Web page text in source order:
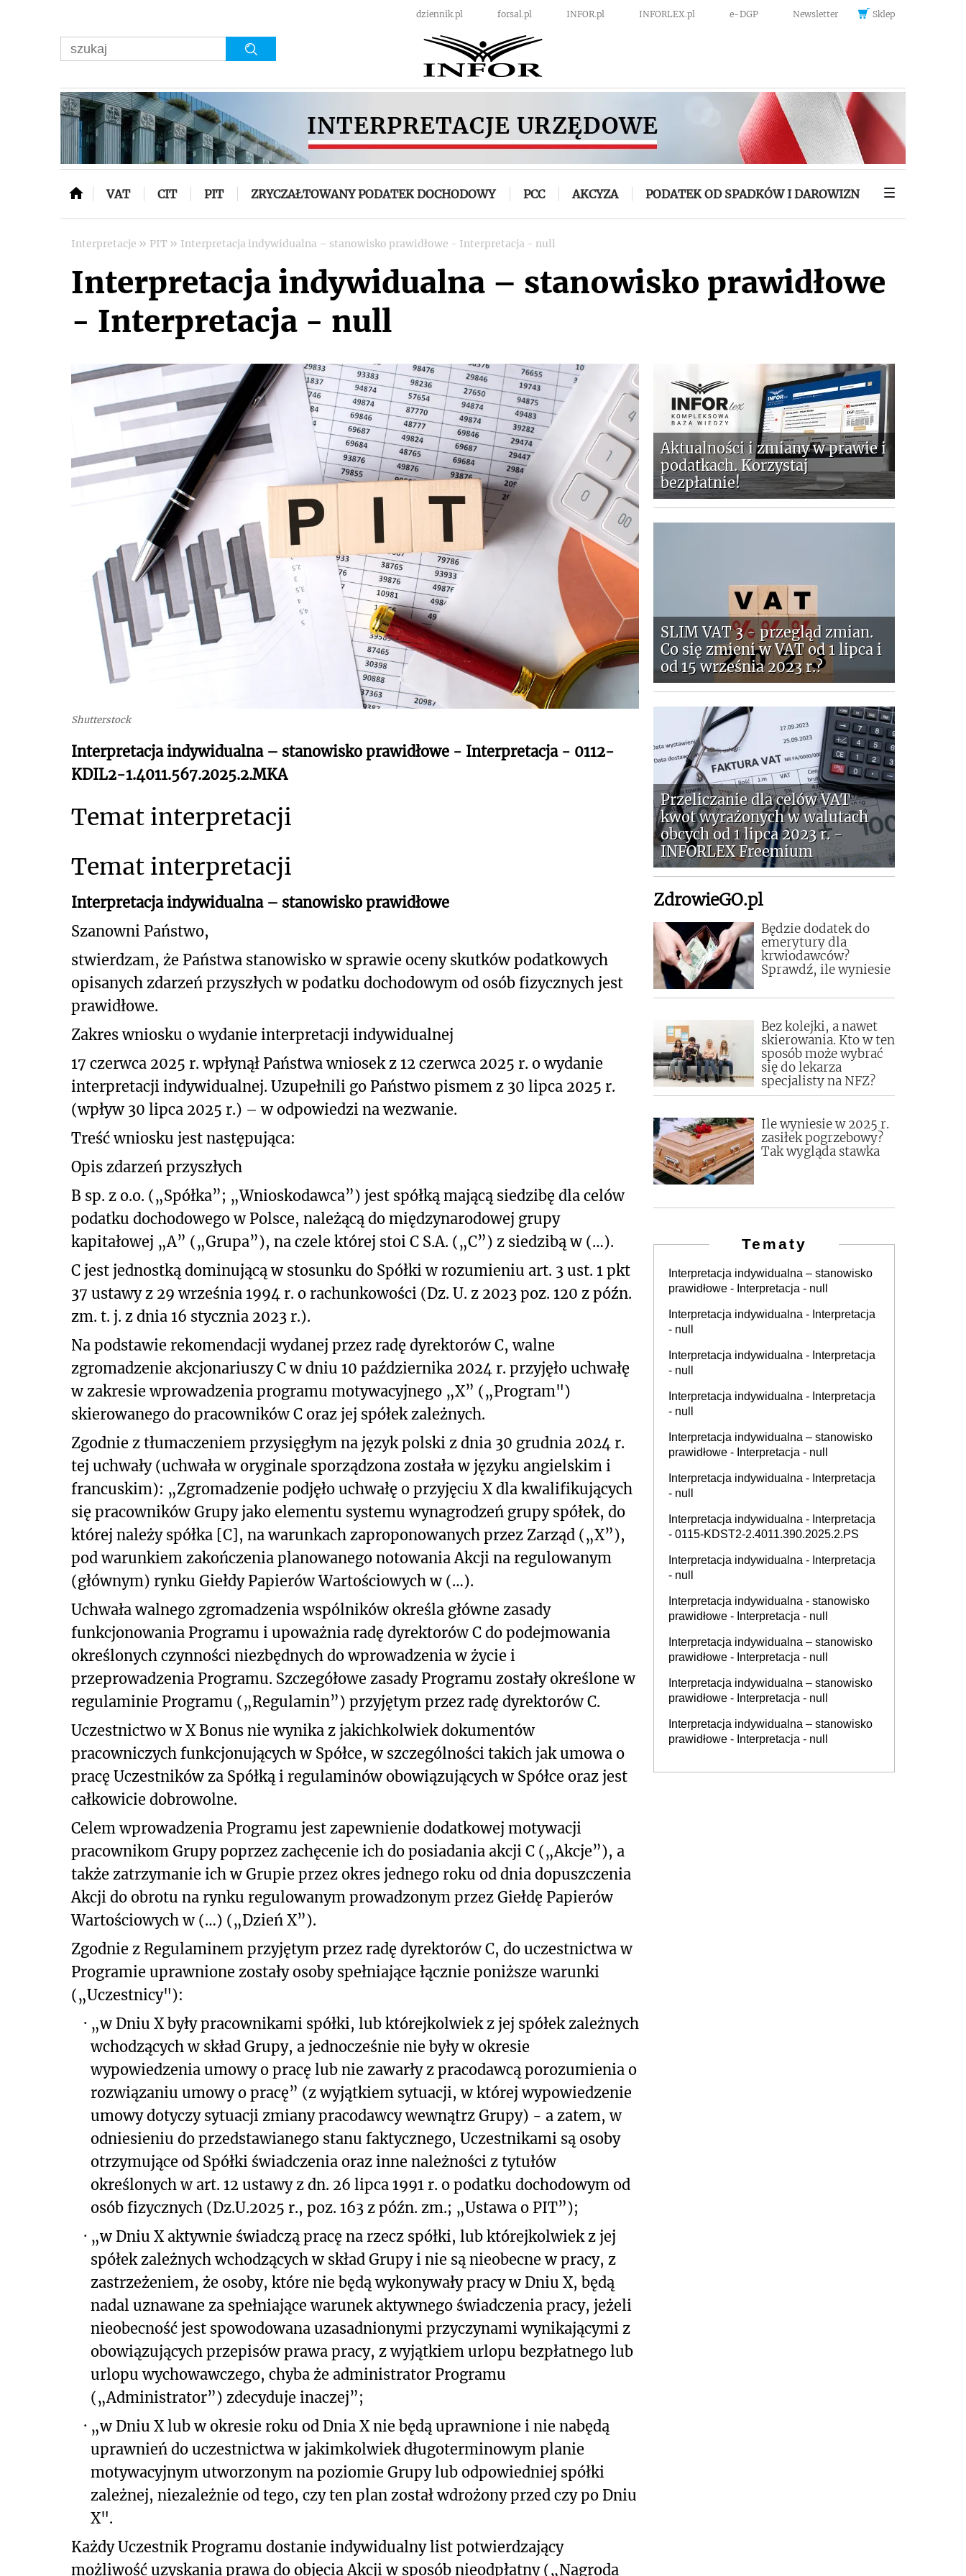
dziennik.pl forsal.pl INFOR.pl INFORLEX.pl e-DGP Newsletter Sklep
VAT CIT PIT ZRYCZAŁTOWANY PODATEK DOCHODOWY PCC AKCYZA PODATEK OD SPADKÓW I DAROWIZN
Interpretacje » PIT » Interpretacja indywidualna – stanowisko prawidłowe - Interpretacja - null
Interpretacja indywidualna – stanowisko prawidłowe
- Interpretacja - null
Shutterstock
Interpretacja indywidualna – stanowisko prawidłowe - Interpretacja - 0112-
KDIL2-1.4011.567.2025.2.MKA
Temat interpretacji
Temat interpretacji
Interpretacja indywidualna – stanowisko prawidłowe
Szanowni Państwo,
stwierdzam, że Państwa stanowisko w sprawie oceny skutków podatkowych
opisanych zdarzeń przyszłych w podatku dochodowym od osób fizycznych jest
prawidłowe.
Zakres wniosku o wydanie interpretacji indywidualnej
17 czerwca 2025 r. wpłynął Państwa wniosek z 12 czerwca 2025 r. o wydanie
interpretacji indywidualnej. Uzupełnili go Państwo pismem z 30 lipca 2025 r.
(wpływ 30 lipca 2025 r.) – w odpowiedzi na wezwanie.
Treść wniosku jest następująca:
Opis zdarzeń przyszłych
B sp. z o.o. („Spółka”; „Wnioskodawca”) jest spółką mającą siedzibę dla celów
podatku dochodowego w Polsce, należącą do międzynarodowej grupy
kapitałowej „A” („Grupa”), na czele której stoi C S.A. („C”) z siedzibą w (…).
C jest jednostką dominującą w stosunku do Spółki w rozumieniu art. 3 ust. 1 pkt
37 ustawy z 29 września 1994 r. o rachunkowości (Dz. U. z 2023 poz. 120 z późn.
zm. t. j. z dnia 16 stycznia 2023 r.).
Na podstawie rekomendacji wydanej przez radę dyrektorów C, walne
zgromadzenie akcjonariuszy C w dniu 10 października 2024 r. przyjęło uchwałę
w zakresie wprowadzenia programu motywacyjnego „X” („Program")
skierowanego do pracowników C oraz jej spółek zależnych.
Zgodnie z tłumaczeniem przysięgłym na język polski z dnia 30 grudnia 2024 r.
tej uchwały (uchwała w oryginale sporządzona została w języku angielskim i
francuskim): „Zgromadzenie podjęło uchwałę o przyjęciu X dla kwalifikujących
się pracowników Grupy jako elementu systemu wynagrodzeń grupy spółek, do
której należy spółka [C], na warunkach zaproponowanych przez Zarząd („X”),
pod warunkiem zakończenia planowanego notowania Akcji na regulowanym
(głównym) rynku Giełdy Papierów Wartościowych w (…).
Uchwała walnego zgromadzenia wspólników określa główne zasady
funkcjonowania Programu i upoważnia radę dyrektorów C do podejmowania
określonych czynności niezbędnych do wprowadzenia w życie i
przeprowadzenia Programu. Szczegółowe zasady Programu zostały określone w
regulaminie Programu („Regulamin”) przyjętym przez radę dyrektorów C.
Uczestnictwo w X Bonus nie wynika z jakichkolwiek dokumentów
pracowniczych funkcjonujących w Spółce, w szczególności takich jak umowa o
pracę Uczestników za Spółką i regulaminów obowiązujących w Spółce oraz jest
całkowicie dobrowolne.
Celem wprowadzenia Programu jest zapewnienie dodatkowej motywacji
pracownikom Grupy poprzez zachęcenie ich do posiadania akcji C („Akcje”), a
także zatrzymanie ich w Grupie przez okres jednego roku od dnia dopuszczenia
Akcji do obrotu na rynku regulowanym prowadzonym przez Giełdę Papierów
Wartościowych w (…) („Dzień X”).
Zgodnie z Regulaminem przyjętym przez radę dyrektorów C, do uczestnictwa w
Programie uprawnione zostały osoby spełniające łącznie poniższe warunki
(„Uczestnicy"):
· „w Dniu X były pracownikami spółki, lub którejkolwiek z jej spółek zależnych
wchodzących w skład Grupy, a jednocześnie nie były w okresie
wypowiedzenia umowy o pracę lub nie zawarły z pracodawcą porozumienia o
rozwiązaniu umowy o pracę” (z wyjątkiem sytuacji, w której wypowiedzenie
umowy dotyczy sytuacji zmiany pracodawcy wewnątrz Grupy) - a zatem, w
odniesieniu do przedstawianego stanu faktycznego, Uczestnikami są osoby
otrzymujące od Spółki świadczenia oraz inne należności z tytułów
określonych w art. 12 ustawy z dn. 26 lipca 1991 r. o podatku dochodowym od
osób fizycznych (Dz.U.2025 r., poz. 163 z późn. zm.; „Ustawa o PIT”);
· „w Dniu X aktywnie świadczą pracę na rzecz spółki, lub którejkolwiek z jej
spółek zależnych wchodzących w skład Grupy i nie są nieobecne w pracy, z
zastrzeżeniem, że osoby, które nie będą wykonywały pracy w Dniu X, będą
nadal uznawane za spełniające warunek aktywnego świadczenia pracy, jeżeli
nieobecność jest spowodowana uzasadnionymi przyczynami wynikającymi z
obowiązujących przepisów prawa pracy, z wyjątkiem urlopu bezpłatnego lub
urlopu wychowawczego, chyba że administrator Programu
(„Administrator”) zdecyduje inaczej”;
· „w Dniu X lub w okresie roku od Dnia X nie będą uprawnione i nie nabędą
uprawnień do uczestnictwa w jakimkolwiek długoterminowym planie
motywacyjnym utworzonym na poziomie Grupy lub odpowiedniej spółki
zależnej, niezależnie od tego, czy ten plan został wdrożony przed czy po Dniu
X".
Każdy Uczestnik Programu dostanie indywidualny list potwierdzający
możliwość uzyskania prawa do objęcia Akcji w sposób nieodpłatny („Nagroda
Aktualności i zmiany w prawie i
podatkach. Korzystaj
bezpłatnie!
SLIM VAT 3 - przegląd zmian.
Co się zmieni w VAT od 1 lipca i
od 15 września 2023 r.?
Przeliczanie dla celów VAT
kwot wyrażonych w walutach
obcych od 1 lipca 2023 r. -
INFORLEX Freemium
ZdrowieGO.pl
Będzie dodatek do
emerytury dla
krwiodawców?
Sprawdź, ile wyniesie
Bez kolejki, a nawet
skierowania. Kto w ten
sposób może wybrać
się do lekarza
specjalisty na NFZ?
Ile wyniesie w 2025 r.
zasiłek pogrzebowy?
Tak wygląda stawka
Tematy
Interpretacja indywidualna – stanowisko
prawidłowe - Interpretacja - null
Interpretacja indywidualna - Interpretacja
- null
Interpretacja indywidualna - Interpretacja
- null
Interpretacja indywidualna - Interpretacja
- null
Interpretacja indywidualna – stanowisko
prawidłowe - Interpretacja - null
Interpretacja indywidualna - Interpretacja
- null
Interpretacja indywidualna - Interpretacja
- 0115-KDST2-2.4011.390.2025.2.PS
Interpretacja indywidualna - Interpretacja
- null
Interpretacja indywidualna - stanowisko
prawidłowe - Interpretacja - null
Interpretacja indywidualna – stanowisko
prawidłowe - Interpretacja - null
Interpretacja indywidualna – stanowisko
prawidłowe - Interpretacja - null
Interpretacja indywidualna – stanowisko
prawidłowe - Interpretacja - null